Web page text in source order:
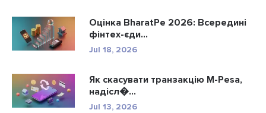
Оцінка BharatPe 2026: Всередині
фінтех-єди...
Jul 18, 2026
Як скасувати транзакцію M-Pesa,
надісл�...
Jul 13, 2026